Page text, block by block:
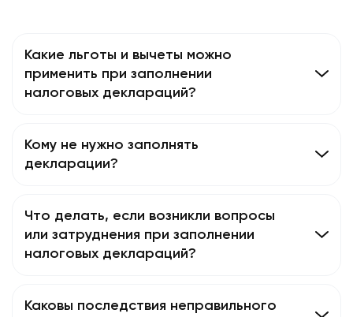
Какие льготы и вычеты можно
применить при заполнении
налоговых деклараций?
Кому не нужно заполнять
декларации?
Что делать, если возникли вопросы
или затруднения при заполнении
налоговых деклараций?
Каковы последствия неправильного